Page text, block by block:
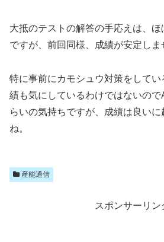
大抵のテストの解答の手応えは、
ですが、前回同様、成績が安定しま
特に事前にカモシュウ対策をして
績も気にしているわけではないの
らいの気持ちですが、成績は良い
ね。
産能通信
スポンサーリン